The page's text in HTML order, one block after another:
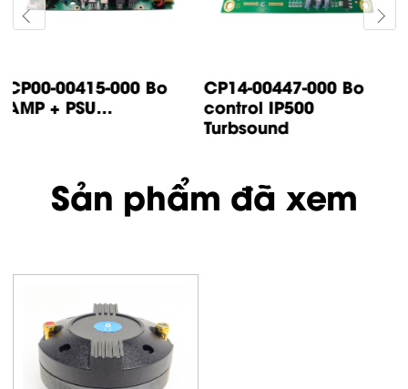
CP14-00447-000 Bo
control IP500
CP05-00500-000 Bo
input IP1000 /
IP2000...
Sản phẩm đã xem